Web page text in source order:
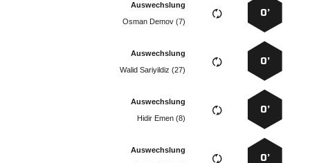
0’
Auswechslung
  
0’
Auswechslung
  
0’
Auswechslung
  
0’
Auswechslung